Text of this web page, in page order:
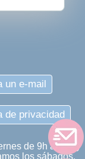
un e-mail
de privacidad
de 9h a 21h y
los sábados.